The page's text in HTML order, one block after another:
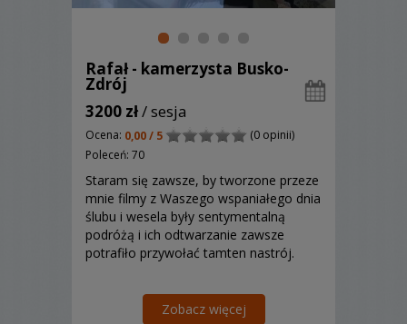
Rafał - kamerzysta Busko-
Zdrój
3200 zł/ sesja
Ocena: 0,00 / 5
(0 opinii)
Poleceń: 70
Staram się zawsze, by tworzone przeze
mnie filmy z Waszego wspaniałego dnia
ślubu i wesela były sentymentalną
podróżą i ich odtwarzanie zawsze
potrafiło przywołać tamten nastrój.
Zobacz więcej